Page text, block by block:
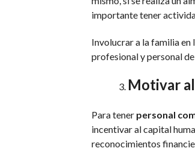
importante tener
Involucrar a la familia en
profesional y personal
Motivar
Para tener personal
incentivar al capital
reconocimientos